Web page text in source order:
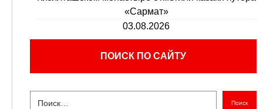
«Сармат»
03.08.2026
ПОИСК ПО САЙТУ
Поиск